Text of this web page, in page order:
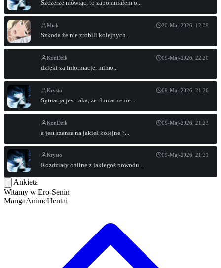
Szczerze mówiąc, to zapomniałem o...
Mick 20-Maj-2026, 12:39
Szkoda że nie zrobili kolejnych...
KonDzik 09-Maj-2026, 22:20
dzięki za informacje, mimo...
Krysto 09-Maj-2026, 21:26
Sytuacja jest taka, że tłumaczenie...
KonDzik 09-Maj-2026, 21:23
a jest szansa na jakieś kolejne ?...
Krysto 09-Maj-2026, 21:21
Rozdziały online z jakiegoś powodu...
Ankieta
Witamy w Ero-Senin
MangaAnimeHentai